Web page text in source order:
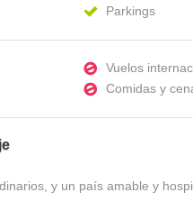
Parkings
Vuelos
Comidas y
y un país amable y